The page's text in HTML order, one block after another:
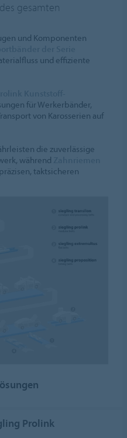
gesamten
und Komponenten
und effiziente
für Werkerbänder,
von Karosserien auf
die zuverlässige
während
taktsicheren
Prolink